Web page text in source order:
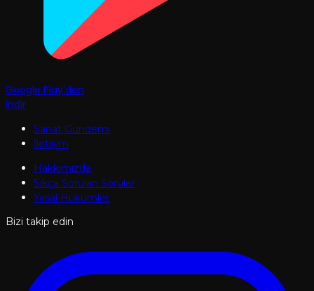
Google Play'den
İndir
Sanat Gündemi
İletişim
Hakkımızda
Sıkça Sorulan Sorular
Yasal Hükümler
Bizi takip edin